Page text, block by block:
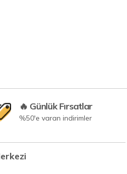
🔥 Günlük Fırsatlar
%50'e varan indirimler